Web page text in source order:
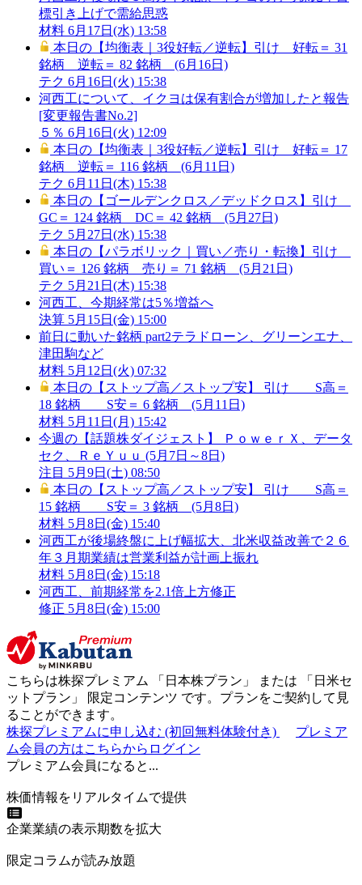
標引き上げで需給思惑
材料 6月17日(水) 13:58
本日の【均衡表｜3役好転／逆転】引け 好転＝ 31
銘柄 逆転＝ 82 銘柄 (6月16日)
テク 6月16日(火) 15:38
河西工について、イクヨは保有割合が増加したと報告
[変更報告書No.2]
５％ 6月16日(火) 12:09
本日の【均衡表｜3役好転／逆転】引け 好転＝ 17
銘柄 逆転＝ 116 銘柄 (6月11日)
テク 6月11日(木) 15:38
本日の【ゴールデンクロス／デッドクロス】引け
GC＝ 124 銘柄 DC＝ 42 銘柄 (5月27日)
テク 5月27日(水) 15:38
本日の【パラボリック｜買い／売り・転換】引け
買い＝ 126 銘柄 売り＝ 71 銘柄 (5月21日)
テク 5月21日(木) 15:38
河西工、今期経常は5％増益へ
決算 5月15日(金) 15:00
前日に動いた銘柄 part2テラドローン、グリーンエナ、
津田駒など
材料 5月12日(火) 07:32
本日の【ストップ高／ストップ安】 引け S高＝
18 銘柄 S安＝ 6 銘柄 (5月11日)
材料 5月11日(月) 15:42
今週の【話題株ダイジェスト】 ＰｏｗｅｒＸ、データ
セク、ＲｅＹｕｕ (5月7日～8日)
注目 5月9日(土) 08:50
本日の【ストップ高／ストップ安】 引け S高＝
15 銘柄 S安＝ 3 銘柄 (5月8日)
材料 5月8日(金) 15:40
河西工が後場終盤に上げ幅拡大、北米収益改善で２６
年３月期業績は営業利益が計画上振れ
材料 5月8日(金) 15:18
河西工、前期経常を2.1倍上方修正
修正 5月8日(金) 15:00
こちらは株探プレミアム 「 日本株プラン 」 または 「 日米セ
ットプラン 」 限定コンテンツ です。プランをご契約して見
ることができます。
株探プレミアムに申し込む (初回無料体験付き)
プレミア
ム会員の方はこちらからログイン
プレミアム会員になると...
株価情報をリアルタイムで提供
企業業績の表示期数を拡大
限定コラムが読み放題